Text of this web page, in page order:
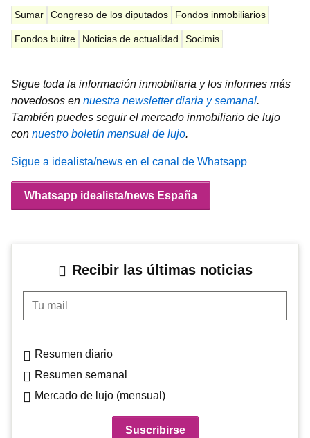
Sumar Congreso de los diputados Fondos inmobiliarios
Fondos buitre Noticias de actualidad Socimis
Sigue toda la información inmobiliaria y los informes más
novedosos en nuestra newsletter diaria y semanal.
También puedes seguir el mercado inmobiliario de lujo
con nuestro boletín mensual de lujo.
Sigue a idealista/news en el canal de Whatsapp
Whatsapp idealista/news España
Recibir las últimas noticias
Tu mail
Resumen diario
Resumen semanal
Mercado de lujo (mensual)